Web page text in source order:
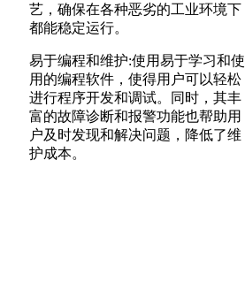
艺，确保在各种恶劣的工业环境下
都能稳定运行。
易于编程和维护:使用易于学习和使
用的编程软件，使得用户可以轻松
进行程序开发和调试。同时，其丰
富的故障诊断和报警功能也帮助用
户及时发现和解决问题，降低了维
护成本。